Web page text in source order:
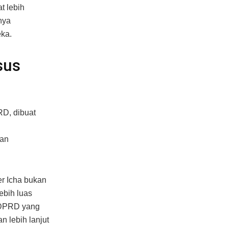
lebih
dibuat
Icha bukan
luas
yang
lebih lanjut